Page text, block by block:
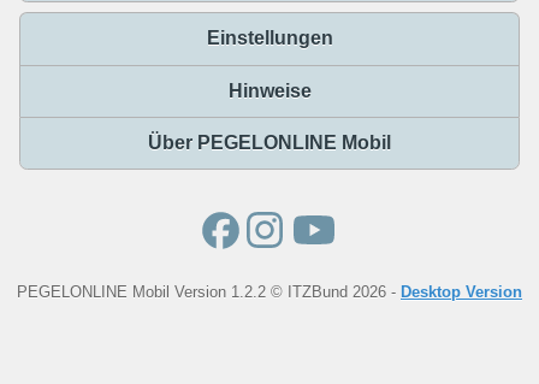
Einstellungen
Hinweise
Über PEGELONLINE Mobil
PEGELONLINE Mobil Version 1.2.2 © ITZBund 2026 - Desktop Version